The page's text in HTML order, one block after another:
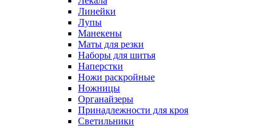
Линейки
Лупы
Манекены
Маты для резки
Наборы для шитья
Наперстки
Ножи раскройные
Ножницы
Органайзеры
Принадлежности для кроя
Светильники